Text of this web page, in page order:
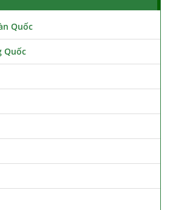
Quốc
Quốc